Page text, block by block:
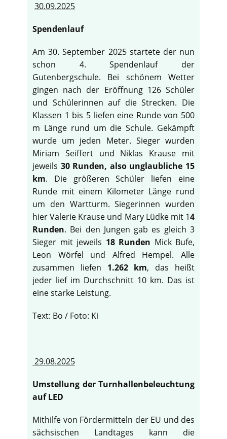
30.09.2025
Spendenlauf
Am 30. September 2025 startete der nun
schon 4. Spendenlauf der
Gutenbergschule. Bei schönem Wetter
gingen nach der Eröffnung 126 Schüler
und Schülerinnen auf die Strecken. Die
Klassen 1 bis 5 liefen eine Runde von 500
m Länge rund um die Schule. Gekämpft
wurde um jeden Meter. Sieger wurden
Miriam Seiffert und Niklas Krause mit
jeweils 30 Runden, also unglaubliche 15
km. Die größeren Schüler liefen eine
Runde mit einem Kilometer Länge rund
um den Wartturm. Siegerinnen wurden
hier Valerie Krause und Mary Lüdke mit 14
Runden. Bei den Jungen gab es gleich 3
Sieger mit jeweils 18 Runden Mick Bufe,
Leon Wörfel und Alfred Hempel. Alle
zusammen liefen 1.262 km, das heißt
jeder lief im Durchschnitt 10 km. Das ist
eine starke Leistung.
Text: Bo / Foto: Ki
29.08.2025
Umstellung der Turnhallenbeleuchtung
auf LED
Mithilfe von Fördermitteln der EU und des
sächsischen Landtages kann die